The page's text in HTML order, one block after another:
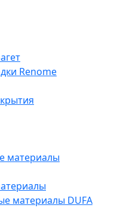
Renome
материалы
материалы DUFA